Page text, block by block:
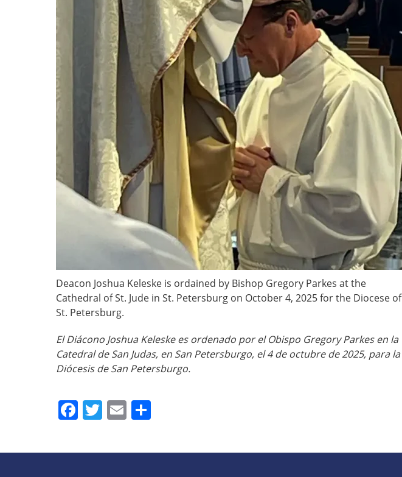
Deacon Joshua Keleske is ordained by Bishop Gregory Parkes at the
Cathedral of St. Jude in St. Petersburg on October 4, 2025 for the Diocese of
St. Petersburg.
El Diácono Joshua Keleske es ordenado por el Obispo Gregory Parkes en la
Catedral de San Judas, en San Petersburgo, el 4 de octubre de 2025, para la
Diócesis de San Petersburgo.
Facebook
Twitter
Email